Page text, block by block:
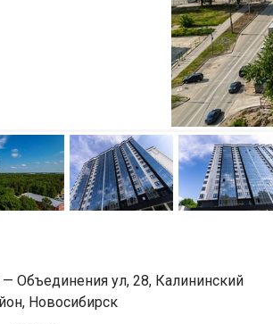
Объединения ул, 28, Калининский
Новосибирск